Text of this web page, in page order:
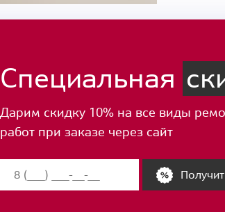
Специальная
Дарим скидку 10% на все виды
работ при заказе через сайт